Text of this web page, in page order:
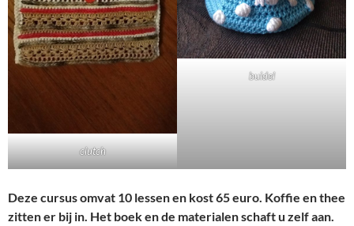
clutch
buidel
Deze cursus omvat 10 lessen en kost 65 euro. Koffie en thee
zitten er bij in. Het boek en de materialen schaft u zelf aan.